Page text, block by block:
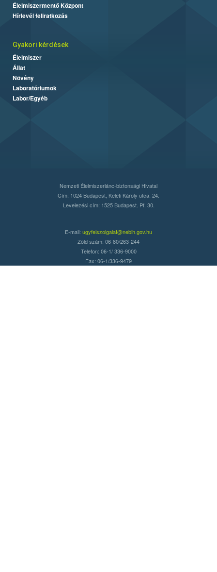
Élelmiszermentő Központ
Hírlevél feliratkozás
Gyakori kérdések
Élelmiszer
Állat
Növény
Laboratóriumok
Labor/Egyéb
Nemzeti Élelmiszerlánc-biztonsági Hivatal
Cím: 1024 Budapest, Keleti Károly utca. 24.
Levelezési cím: 1525 Budapest. Pf. 30.
E-mail: ugyfelszolgalat@nebih.gov.hu
Zöld szám: 06-80/263-244
Telefon: 06-1/ 336-9000
Fax: 06-1/336-9479